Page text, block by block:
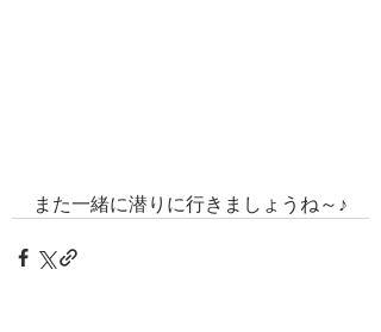
また一緒に潜りに行きましょうね～♪